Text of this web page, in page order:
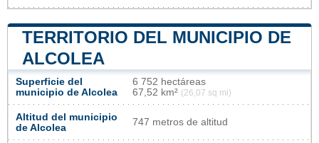
TERRITORIO DEL MUNICIPIO DE
ALCOLEA
Superficie del
municipio de Alcolea
6 752 hectáreas
67,52 km² (26,07 sq mi)
Altitud del municipio
de Alcolea
747 metros de altitud